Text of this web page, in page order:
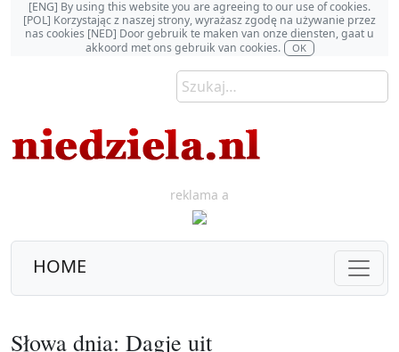
[ENG] By using this website you are agreeing to our use of cookies.
[POL] Korzystając z naszej strony, wyrażasz zgodę na używanie przez
nas cookies [NED] Door gebruik te maken van onze diensten, gaat u
akkoord met ons gebruik van cookies.
OK
reklama a
HOME
Słowa dnia: Dagje uit